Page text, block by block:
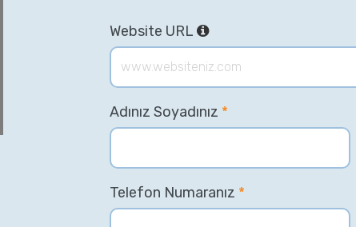
Website URL
Adınız Soyadınız *
Telefon Numaranız *